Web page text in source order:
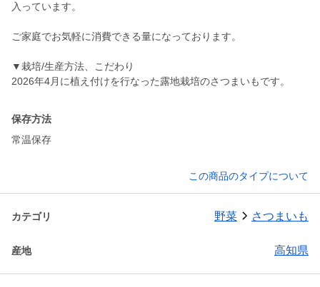
入っています。
ご家庭でお気軽に消費できる量になっております。
▼栽培/生産方法、こだわり
2026年4月に植え付けを行なった露地栽培のさつまいもです。
保存方法
常温保存
この商品のタイプについて
カテゴリ 野菜 さつまいも
産地 高知県